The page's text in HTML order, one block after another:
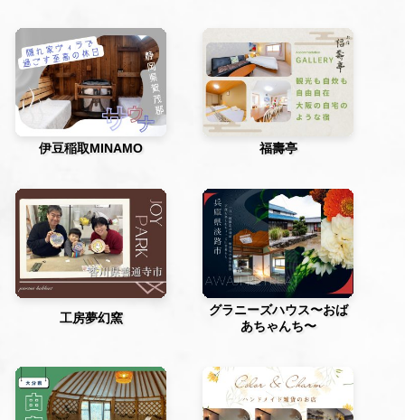
伊豆稲取MINAMO 福壽亭
工房夢幻窯
グラニーズハウス〜おば
あちゃんち〜